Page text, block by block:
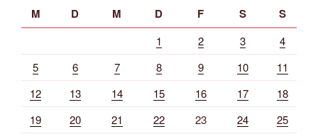
M D M D F S S
1 2 3
4
5
6 7 8 9 10
11
12
13 14 15 16 17
18
19
20 21 22 23 24
25